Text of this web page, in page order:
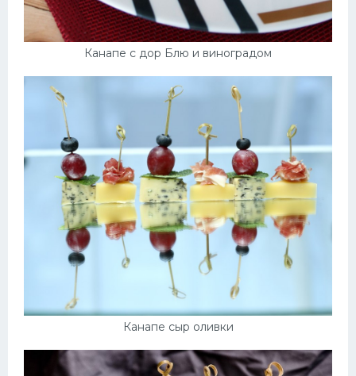
Канапе с дор Блю и виноградом
Канапе сыр оливки